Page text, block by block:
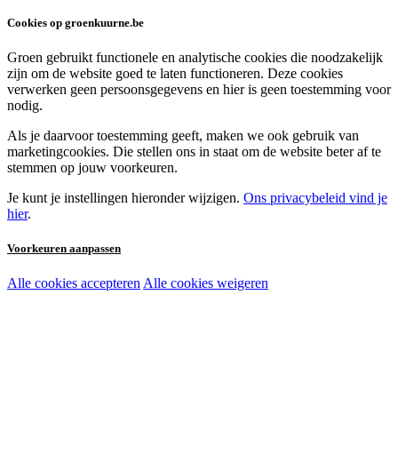
Cookies op groenkuurne.be
Groen gebruikt functionele en analytische cookies die noodzakelijk
zijn om de website goed te laten functioneren. Deze cookies
verwerken geen persoonsgegevens en hier is geen toestemming voor
nodig.
Als je daarvoor toestemming geeft, maken we ook gebruik van
marketingcookies. Die stellen ons in staat om de website beter af te
stemmen op jouw voorkeuren.
Je kunt je instellingen hieronder wijzigen. Ons privacybeleid vind je
hier.
Voorkeuren aanpassen
Noodzakelijke cookies:
Alle cookies accepteren Alle cookies weigeren